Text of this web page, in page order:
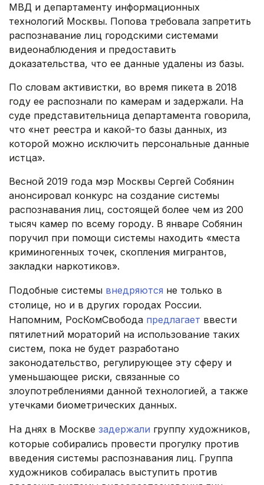
МВД и департаменту информационных
технологий Москвы. Попова требовала запретить
распознавание лиц городскими системами
видеонаблюдения и предоставить
доказательства, что ее данные удалены из базы.
По словам активистки, во время пикета в 2018
году ее распознали по камерам и задержали. На
суде представительница департамента говорила,
что «нет реестра и какой-то базы данных, из
которой можно исключить персональные данные
истца».
Весной 2019 года мэр Москвы Сергей Собянин
анонсировал конкурс на создание системы
распознавания лиц, состоящей более чем из 200
тысяч камер по всему городу. В январе Собянин
поручил при помощи системы находить «места
криминогенных точек, скопления мигрантов,
закладки наркотиков».
Подобные системы внедряются не только в
столице, но и в других городах России.
Напомним, РосКомСвобода предлагает ввести
пятилетний мораторий на использование таких
систем, пока не будет разработано
законодательство, регулирующее эту сферу и
уменьшающее риски, связанные со
злоупотреблениями данной технологией, а также
утечками биометрических данных.
На днях в Москве задержали группу художников,
которые собирались провести прогулку против
введения системы распознавания лиц. Группа
художников собиралась выступить против